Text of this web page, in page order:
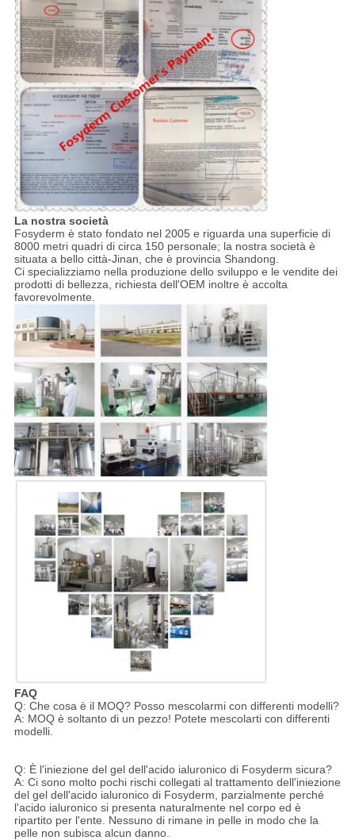
La nostra società
Fosyderm è stato fondato nel 2005 e riguarda una superficie di
8000 metri quadri di circa 150 personale; la nostra società è
situata a bello città-Jinan, che è provincia Shandong.
Ci specializziamo nella produzione dello sviluppo e le vendite dei
prodotti di bellezza, richiesta dell'OEM inoltre è accolta
favorevolmente.
FAQ
Q: Che cosa è il MOQ? Posso mescolarmi con differenti modelli?
A: MOQ è soltanto di un pezzo! Potete mescolarti con differenti
modelli.
Q: È l'iniezione del gel dell'acido ialuronico di Fosyderm sicura?
A: Ci sono molto pochi rischi collegati al trattamento dell'iniezione
del gel dell'acido ialuronico di Fosyderm, parzialmente perché
l'acido ialuronico si presenta naturalmente nel corpo ed è
ripartito per l'ente. Nessuno di rimane in pelle in modo che la
pelle non subisca alcun danno.